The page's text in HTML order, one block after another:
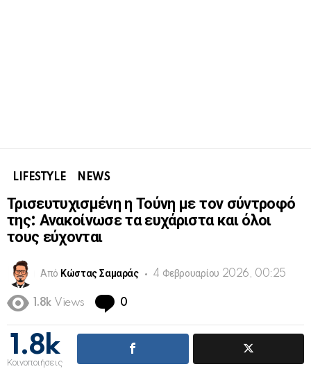
LIFESTYLE NEWS
Τρισευτυχισμένη η Τούνη με τον σύντροφό
της: Ανακοίνωσε τα ευχάριστα και όλοι
τους εύχονται
Από Κώστας Σαμαράς 4 Φεβρουαρίου 2026, 00:25
1.8k Views 0
1.8k
Κοινοποιήσεις